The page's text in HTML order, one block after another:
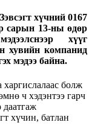
хүчний 0167
сарын 13-ны өдөр
хүүг
хувийн компанид
мэдээ байна.
болж
ч хэдэнтээ гарч
даатгаж
хүчин, батлан